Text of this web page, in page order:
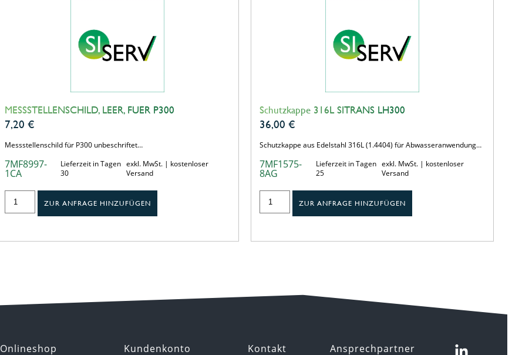
MESSSTELLENSCHILD, LEER, FUER P300
7,20 €
Messstellenschild für P300 unbeschriftet…
7MF8997-
1CA
Lieferzeit in Tagen
30
exkl. MwSt. | kostenloser
Versand
ZUR ANFRAGE HINZUFÜGEN
Schutzkappe 316L SITRANS LH300
36,00 €
Schutzkappe aus Edelstahl 316L (1.4404) für Abwasseranwendung…
7MF1575-
8AG
Lieferzeit in Tagen
25
exkl. MwSt. | kostenloser
Versand
ZUR ANFRAGE HINZUFÜGEN
Onlineshop Kundenkonto Kontakt Ansprechpartner